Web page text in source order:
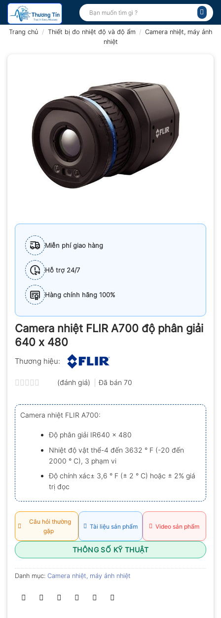
Bỏ
qua
nội
Tìm
kiếm:
Trang chủ / Thiết bị đo nhiệt độ và độ ẩm / Camera nhiệt, máy ảnh
nhiệt
Miễn phí giao hàng
Hỗ trợ 24/7
Hàng chính hãng 100%
Camera nhiệt FLIR A700 độ phân giải
640 x 480
Thương hiệu:
xếp
hạng
0.0
5
sao
(đánh giá) Đã bán 70
Camera nhiệt FLIR A700:
Độ phân giải IR640 x 480
Nhiệt độ vật thể-4 đến 3632 ° F (-20 đến
2000 ° C), 3 phạm vi
Độ chính xác± 3,6 ° F (± 2 ° C) hoặc ± 2% giá
trị đọc
Câu hỏi thường
gặp
Tài liệu sản phẩm Video sản phẩm
THÔNG SỐ KỸ THUẬT
Danh mục: Camera nhiệt, máy ảnh nhiệt